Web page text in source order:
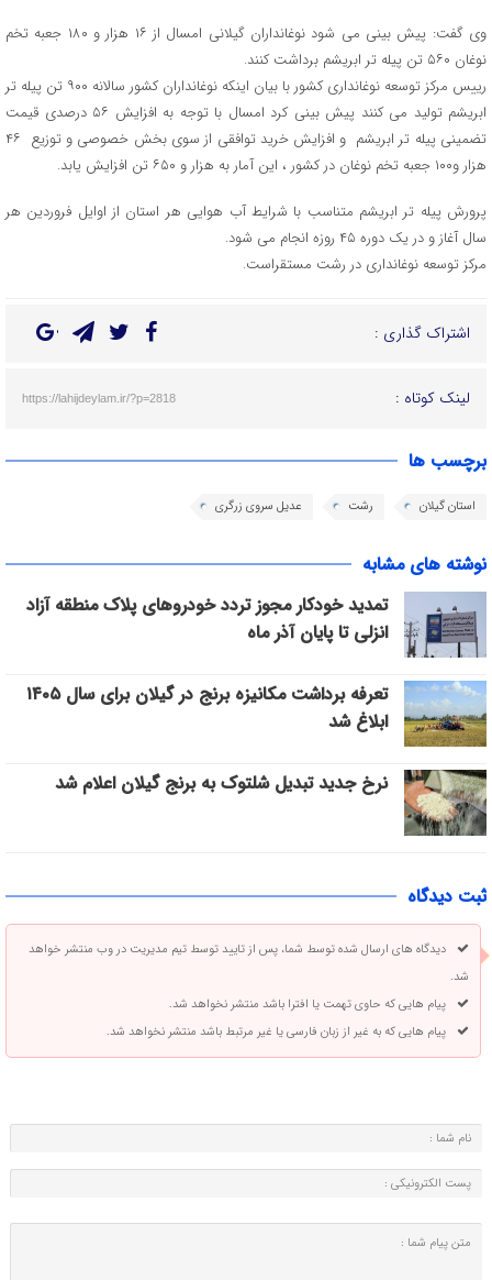
وی گفت: پیش بینی می شود نوغانداران گیلانی امسال از ۱۶ هزار و ۱۸۰ جعبه تخم
نوغان ۵۶۰ تن پیله تر ابریشم برداشت کنند.
رییس مرکز توسعه نوغانداری کشور با بیان اینکه نوغانداران کشور سالانه ۹۰۰ تن پیله تر
ابریشم تولید می کنند پیش بینی کرد امسال با توجه به افزایش ۵۶ درصدی قیمت
تضمینی پیله تر ابریشم و افزایش خرید توافقی از سوی بخش خصوصی و توزیع ۴۶
هزار و۱۰۰ جعبه تخم نوغان در کشور ، این آمار به هزار و ۶۵۰ تن افزایش یابد.
پرورش پیله تر ابریشم متناسب با شرایط آب هوایی هر استان از اوایل فروردین هر
سال آغاز و در یک دوره ۴۵ روزه انجام می شود.
مرکز توسعه نوغانداری در رشت مستقراست.
اشتراک گذاری :
لینک کوتاه : https://lahijdeylam.ir/?p=2818
برچسب ها
استان گیلان رشت عدیل سروی زرگری
نوشته های مشابه
تمدید خودکار مجوز تردد خودروهای پلاک منطقه آزاد
انزلی تا پایان آذر ماه
تعرفه برداشت مکانیزه برنج در گیلان برای سال ۱۴۰۵
ابلاغ شد
نرخ جدید تبدیل شلتوک به برنج گیلان اعلام شد
ثبت دیدگاه
دیدگاه های ارسال شده توسط شما، پس از تایید توسط تیم مدیریت در وب منتشر خواهد
شد.
پیام هایی که حاوی تهمت یا افترا باشد منتشر نخواهد شد.
پیام هایی که به غیر از زبان فارسی یا غیر مرتبط باشد منتشر نخواهد شد.